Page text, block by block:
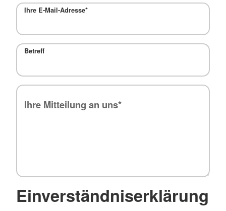
Ihre E-Mail-Adresse*
Betreff
Einverständniserklärung